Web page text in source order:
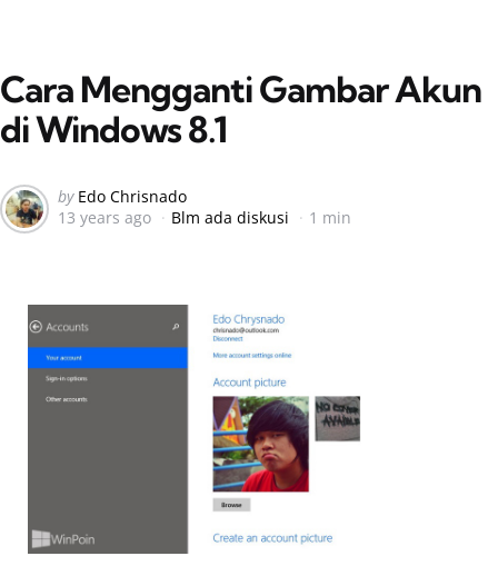
Cara Mengganti Gambar Akun
di Windows 8.1
Posted
by
by Edo Chrisnado
13 years ago
Blm ada diskusi 1 min